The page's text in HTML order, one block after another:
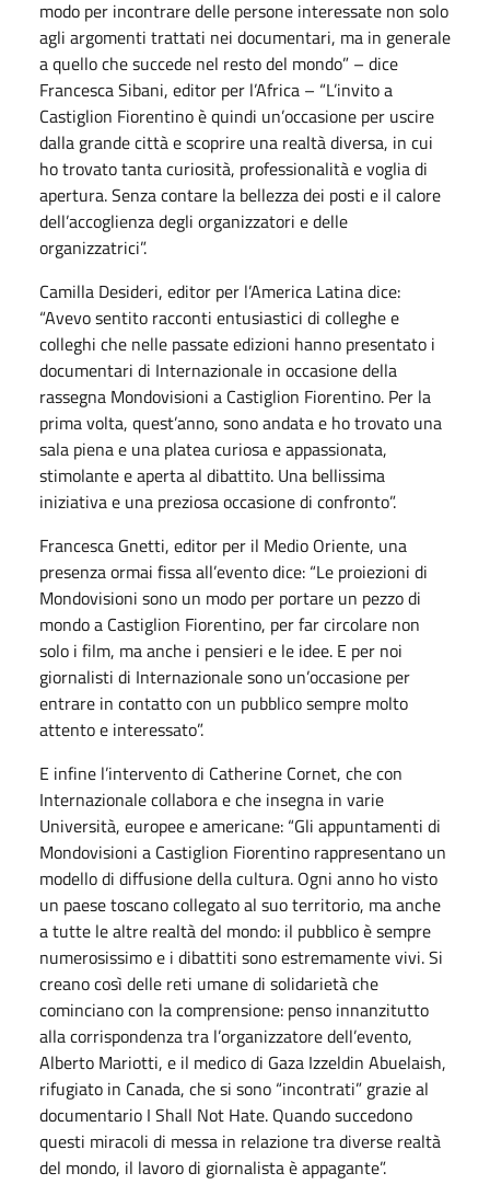
modo per incontrare delle persone interessate non solo
agli argomenti trattati nei documentari, ma in generale
a quello che succede nel resto del mondo” – dice
Francesca Sibani, editor per l’Africa – “L’invito a
Castiglion Fiorentino è quindi un’occasione per uscire
dalla grande città e scoprire una realtà diversa, in cui
ho trovato tanta curiosità, professionalità e voglia di
apertura. Senza contare la bellezza dei posti e il calore
dell’accoglienza degli organizzatori e delle
organizzatrici”.
Camilla Desideri, editor per l’America Latina dice:
“Avevo sentito racconti entusiastici di colleghe e
colleghi che nelle passate edizioni hanno presentato i
documentari di Internazionale in occasione della
rassegna Mondovisioni a Castiglion Fiorentino. Per la
prima volta, quest’anno, sono andata e ho trovato una
sala piena e una platea curiosa e appassionata,
stimolante e aperta al dibattito. Una bellissima
iniziativa e una preziosa occasione di confronto”.
Francesca Gnetti, editor per il Medio Oriente, una
presenza ormai fissa all’evento dice: “Le proiezioni di
Mondovisioni sono un modo per portare un pezzo di
mondo a Castiglion Fiorentino, per far circolare non
solo i film, ma anche i pensieri e le idee. E per noi
giornalisti di Internazionale sono un’occasione per
entrare in contatto con un pubblico sempre molto
attento e interessato”.
E infine l’intervento di Catherine Cornet, che con
Internazionale collabora e che insegna in varie
Università, europee e americane: “Gli appuntamenti di
Mondovisioni a Castiglion Fiorentino rappresentano un
modello di diffusione della cultura. Ogni anno ho visto
un paese toscano collegato al suo territorio, ma anche
a tutte le altre realtà del mondo: il pubblico è sempre
numerosissimo e i dibattiti sono estremamente vivi. Si
creano così delle reti umane di solidarietà che
cominciano con la comprensione: penso innanzitutto
alla corrispondenza tra l’organizzatore dell’evento,
Alberto Mariotti, e il medico di Gaza Izzeldin Abuelaish,
rifugiato in Canada, che si sono “incontrati” grazie al
documentario I Shall Not Hate. Quando succedono
questi miracoli di messa in relazione tra diverse realtà
del mondo, il lavoro di giornalista è appagante”.